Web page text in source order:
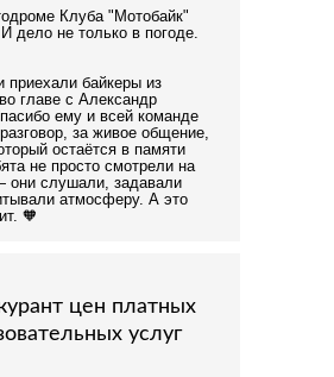
Клуба "Мотобайк"
дело не только в погоде.
приехали байкеры из
во главе с Александр
ему и всей команде
за живое общение,
остаётся в памяти
не просто смотрели на
они слушали, задавали
атмосферу. А это
🧡
цен платных
услуг